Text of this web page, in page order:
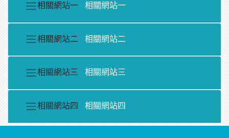
相關網站一 相關網站一
相關網站二 相關網站二
相關網站三 相關網站三
相關網站四 相關網站四